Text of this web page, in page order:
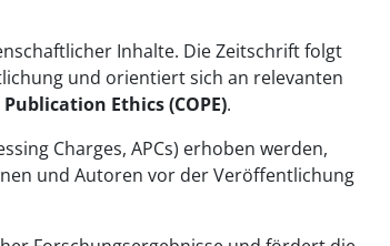
Inhalte. Die Zeitschrift folgt
und orientiert sich an relevanten
Ethics (COPE).
Charges, APCs) erhoben werden,
und Autoren vor der Veröffentlichung